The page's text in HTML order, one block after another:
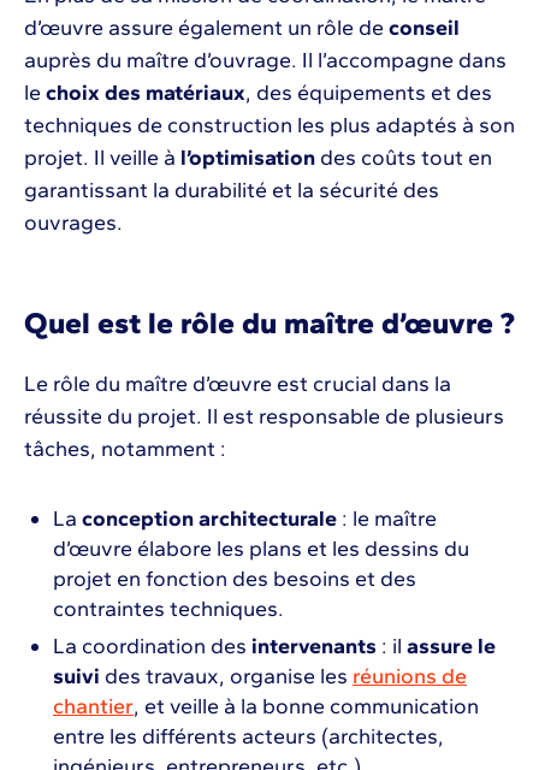
d’œuvre assure également un rôle de conseil
auprès du maître d’ouvrage. Il l’accompagne dans
le choix des matériaux, des équipements et des
techniques de construction les plus adaptés à son
projet. Il veille à l’optimisation des coûts tout en
garantissant la durabilité et la sécurité des
ouvrages.
Quel est le rôle du maître d’œuvre ?
Le rôle du maître d’œuvre est crucial dans la
réussite du projet. Il est responsable de plusieurs
tâches, notamment :
La conception architecturale : le maître
d’œuvre élabore les plans et les dessins du
projet en fonction des besoins et des
contraintes techniques.
La coordination des intervenants : il assure le
suivi des travaux, organise les réunions de
chantier, et veille à la bonne communication
entre les différents acteurs (architectes,